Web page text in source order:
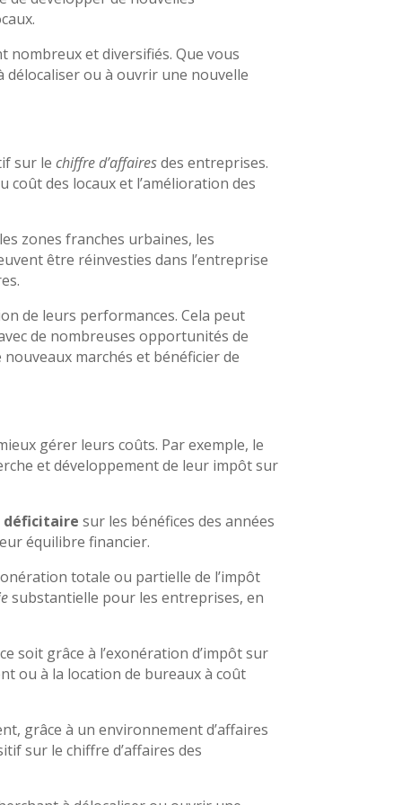
nombreux et diversifiés. Que vous
ou à ouvrir une nouvelle
sur lechiffre d’affairesdes entreprises.
des locaux et l’amélioration des
zones franches urbaines, les
être réinvesties dans l’entreprise
de leurs performances. Cela peut
de nombreuses opportunités de
marchés et bénéficier de
gérer leurs coûts. Par exemple, le
et développement de leur impôt sur
sur les bénéfices des années
équilibre financier.
totale ou partielle de l’impôt
substantielle pour les entreprises, en
soit grâce à l’exonération d’impôt sur
ou à la location de bureaux à coût
grâce à un environnement d’affaires
sur le chiffre d’affaires des